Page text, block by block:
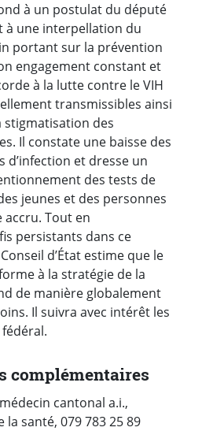
à un postulat du député
à une interpellation du
portant sur la prévention
engagement constant et
à la lutte contre le VIH
transmissibles ainsi
stigmatisation des
Il constate une baisse des
d’infection et dresse un
des tests de
jeunes et des personnes
accru. Tout en
persistants dans ce
d’État estime que le
à la stratégie de la
de manière globalement
Il suivra avec intérêt les
complémentaires
cantonal a.i.,
santé, 079 783 25 89